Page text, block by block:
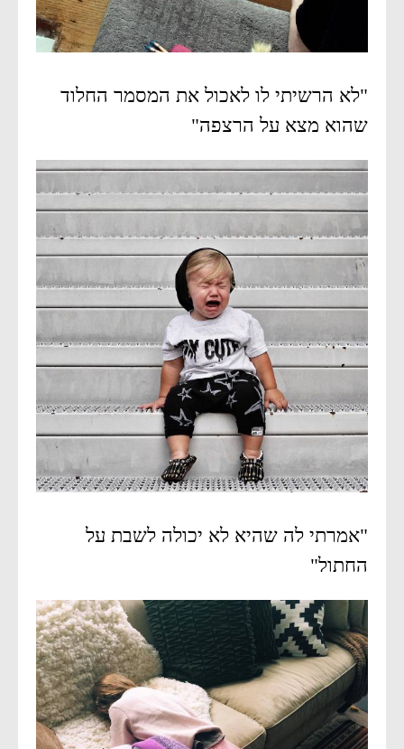
"לא הרשיתי לו לאכול את המסמר החלוד
שהוא מצא על הרצפה"
"אמרתי לה שהיא לא יכולה לשבת על
החתול"